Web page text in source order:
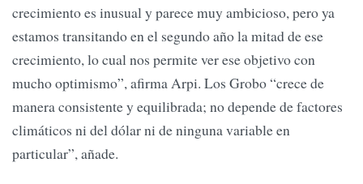
crecimiento es inusual y parece muy ambicioso, pero ya
estamos transitando en el segundo año la mitad de ese
crecimiento, lo cual nos permite ver ese objetivo con
mucho optimismo”, afirma Arpi. Los Grobo “crece de
manera consistente y equilibrada; no depende de factores
climáticos ni del dólar ni de ninguna variable en
particular”, añade.